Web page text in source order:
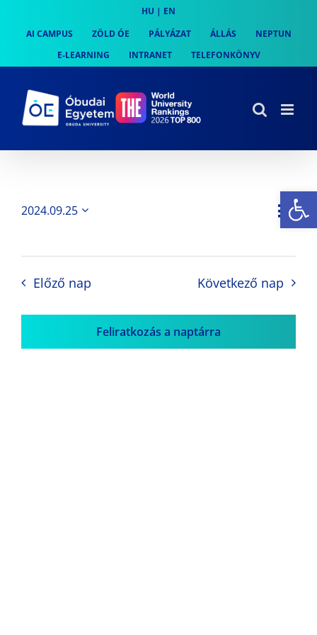
content
HU | EN
AI CAMPUS
ZÖLD ÓE PÁLYÁZAT ÁLLÁS
NEPTUN
E-LEARNING
INTRANET TELEFONKÖNYV
Nap
2024.09.25
Előző nap Következő nap
Feliratkozás a naptárra